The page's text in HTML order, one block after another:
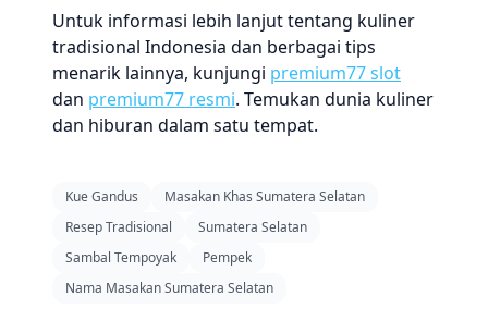
Untuk informasi lebih lanjut tentang kuliner
tradisional Indonesia dan berbagai tips
menarik lainnya, kunjungi premium77 slot
dan premium77 resmi. Temukan dunia kuliner
dan hiburan dalam satu tempat.
Kue Gandus
Masakan Khas Sumatera Selatan
Resep Tradisional
Sumatera Selatan
Sambal Tempoyak
Pempek
Nama Masakan Sumatera Selatan